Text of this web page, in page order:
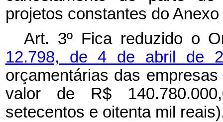
projetos constantes do Anexo
Art. 3º Fica reduzido o
12.798, de 4 de abril de
orçamentárias das
valor de R$
setecentos e oitenta mil